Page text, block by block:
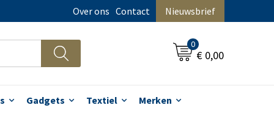
Over ons Contact Nieuwsbrief
0
€ 0,00
Gadgets Textiel Merken